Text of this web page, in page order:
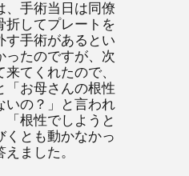
、手術当日は同僚
折してプレートを
す手術があるとい
ったのですが、次
てくれたので、
「お母さんの根性
いの？」と言われ
「根性でしようと
くとも動かなかっ
ました。